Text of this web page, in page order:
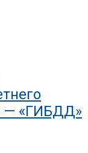
— «ГИБДД»